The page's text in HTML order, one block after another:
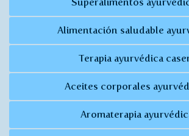
Alimentación saludable
Terapia ayurvédica
Aceites corporales
Aromaterapia